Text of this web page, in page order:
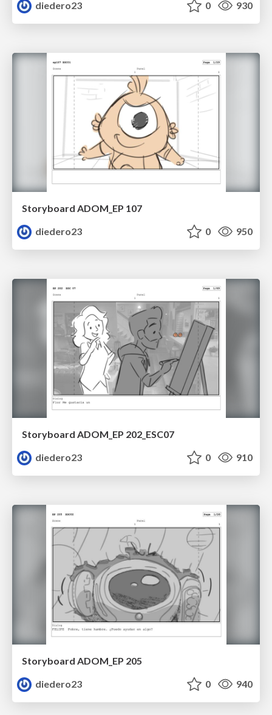
diedero23
0 930
Storyboard ADOM_EP 107
diedero23
0 950
Storyboard ADOM_EP 202_ESC07
diedero23
0 910
Storyboard ADOM_EP 205
diedero23
0 940